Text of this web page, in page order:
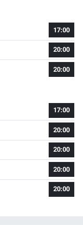
17:00
20:00
20:00
17:00
20:00
20:00
20:00
20:00